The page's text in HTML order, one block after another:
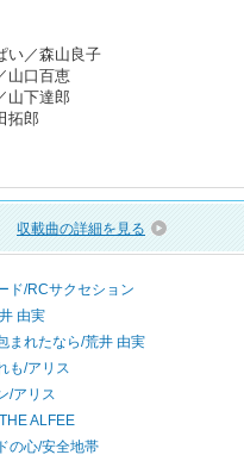
い／森山良子
山口百恵
山下達郎
拓郎
収載曲の詳細を見る
ド/RCサクセション
由実
まれたなら/荒井 由実
も/アリス
/アリス
THE ALFEE
の心/安全地帯